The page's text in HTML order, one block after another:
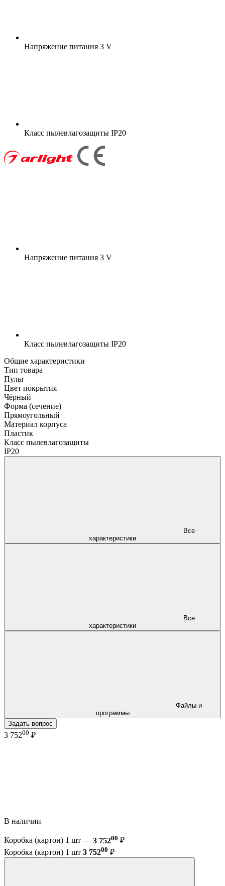
Напряжение питания 3 V
Класс пылевлагозащиты IP20
Напряжение питания 3 V
Класс пылевлагозащиты IP20
Общие характеристики
Тип товара
Пульт
Цвет покрытия
Чёрный
Форма (сечение)
Прямоугольный
Материал корпуса
Пластик
Класс пылевлагозащиты
IP20
характеристики
характеристики
программы
Задать вопрос
3 75200 ₽
В наличии
Коробка (картон) 1 шт — 3 75200 ₽
Коробка (картон) 1 шт 3 75200 ₽